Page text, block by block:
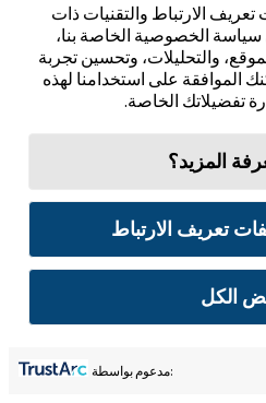
الارتباط والتقنيات ذات
الخصوصية الخاصة بنا،
والتحليلات، وتحسين تجربة
الموافقة على استخدامنا لهذه
تفضيلاتك الخاصة.
المزيد؟
تعريف الارتباط
الكل
:مدعوم بواسطة